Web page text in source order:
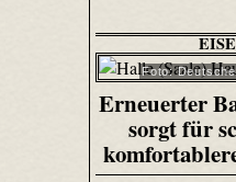
Foto:
Erneuerter
sorgt für